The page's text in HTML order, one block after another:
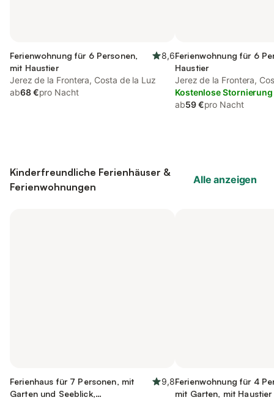
Ferienwohnung für 6 Personen,
mit Haustier
8,6
Jerez de la Frontera, Costa de la Luz
ab68 €pro Nacht
Ferienwohnung für 6
Haustier
Jerez de la Frontera,
Kostenlose Stornierung
ab59 €pro Nacht
Kinderfreundliche Ferienhäuser &
Ferienwohnungen
Alle anzeigen
Ferienhaus für 7 Personen, mit
Garten und Seeblick,
9,8Ferienwohnung für 4
mit Garten, mit Haustier